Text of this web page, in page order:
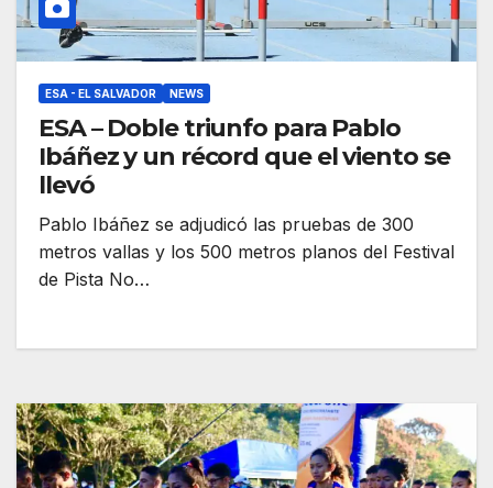
ESA - EL SALVADOR NEWS
ESA – Doble triunfo para Pablo
Ibáñez y un récord que el viento se
llevó
Pablo Ibáñez se adjudicó las pruebas de 300
metros vallas y los 500 metros planos del Festival
de Pista No…